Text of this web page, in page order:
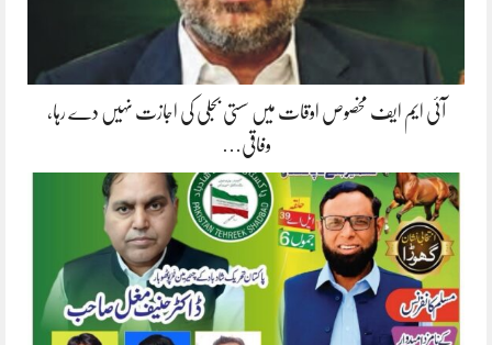
آئی ایم ایف مخصوص اوقات میں سستی بجلی کی اجازت نہیں دے رہا،
وفاقی…